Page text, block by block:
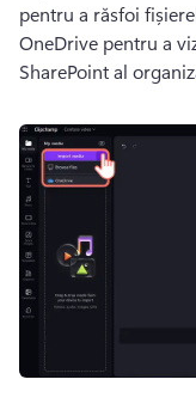
pentru a răsfoi
OneDrive pentru a
SharePoint al